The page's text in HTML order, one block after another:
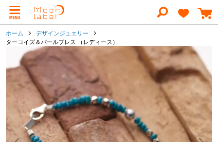
ン
ン
プ
検
ホーム
デザインジュエリー
ターコイズ＆パールブレス （レディース）
ー
ャ
リ
ー